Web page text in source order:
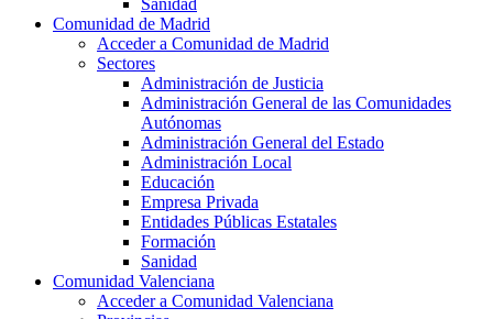
Sanidad
Comunidad de Madrid
Acceder a Comunidad de Madrid
Sectores
Administración de Justicia
Administración General de las Comunidades
Autónomas
Administración General del Estado
Administración Local
Educación
Empresa Privada
Entidades Públicas Estatales
Formación
Sanidad
Comunidad Valenciana
Acceder a Comunidad Valenciana